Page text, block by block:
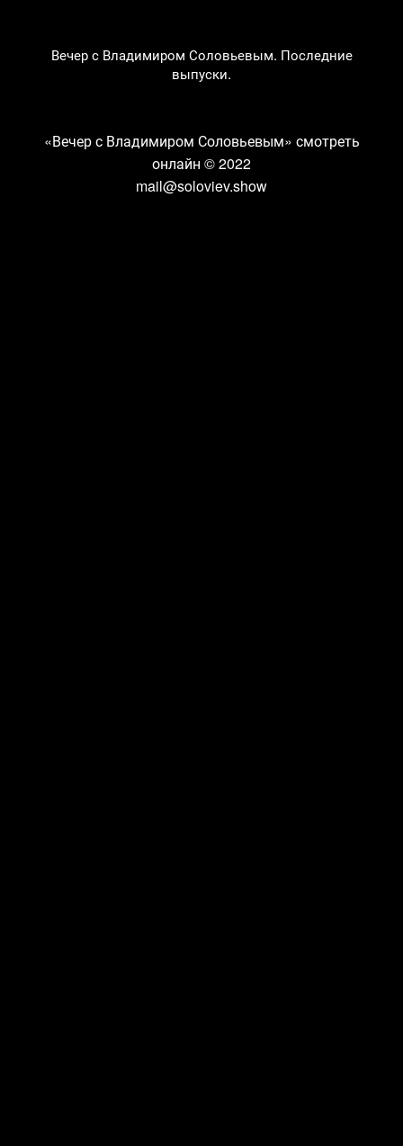
Вечер с Владимиром Соловьевым. Последние
выпуски.
«Вечер с Владимиром Соловьевым» смотреть
онлайн © 2022
mail@soloviev.show